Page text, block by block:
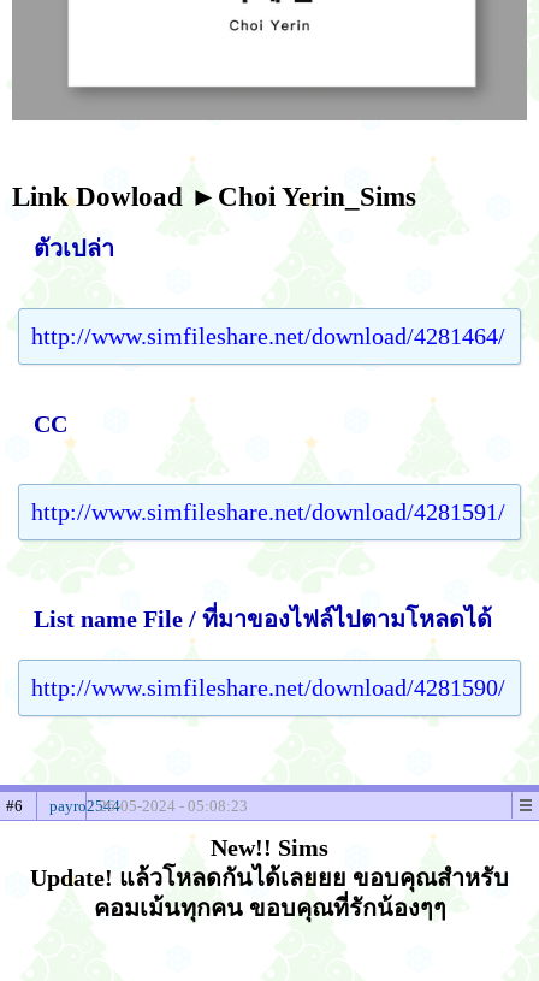
Link Dowload ►Choi Yerin_Sims
ตัวเปล่า
http://www.simfileshare.net/download/4281464/
CC
http://www.simfileshare.net/download/4281591/
List name File / ที่มาของไฟล์ไปตามโหลดได้
http://www.simfileshare.net/download/4281590/
#6 payro254426-05-2024 - 05:08:23
New!! Sims
Update! แล้วโหลดกันได้เลยยย ขอบคุณสำหรับ
คอมเม้นทุกคน ขอบคุณที่รักน้องๆๆ